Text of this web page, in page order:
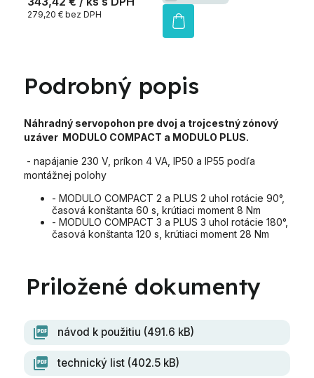
279,20 € bez DPH
Podrobný popis
Náhradný servopohon pre dvoj a trojcestný zónový
uzáver MODULO COMPACT a MODULO PLUS.
- napájanie 230 V, príkon 4 VA, IP50 a IP55 podľa
montážnej polohy
- MODULO COMPACT 2 a PLUS 2 uhol rotácie 90°,
časová konštanta 60 s, krútiaci moment 8 Nm
- MODULO COMPACT 3 a PLUS 3 uhol rotácie 180°,
časová konštanta 120 s, krútiaci moment 28 Nm
návod k použitiu (491.6 kB)
technický list (402.5 kB)